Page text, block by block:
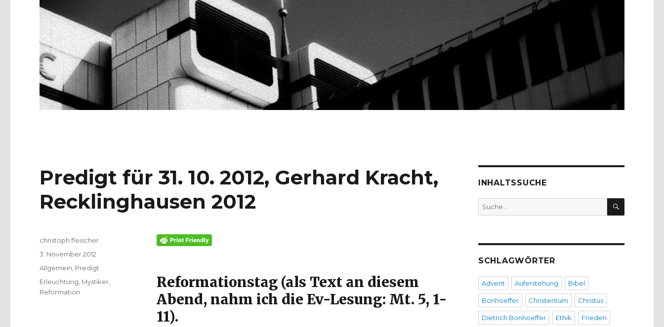
Predigt für 31. 10. 2012, Gerhard Kracht,
Recklinghausen 2012
Reformationstag (als Text an diesem
Abend, nahm ich die Ev-Lesung: Mt. 5, 1-
11).
Autor
christoph.fleischer
Veröffentlicht
am
3. November 2012
Kategorien
Allgemein Predigt
Schlagwörter
Erleuchtung Mystiker
Reformation
INHALTSSUCHE
Suche
nach:
SUCHEN
SCHLAGWÖRTER
Advent Auferstehung Bibel
Bonhoeffer Christentum Christus
Dietrich Bonhoeffer Ethik Frieden